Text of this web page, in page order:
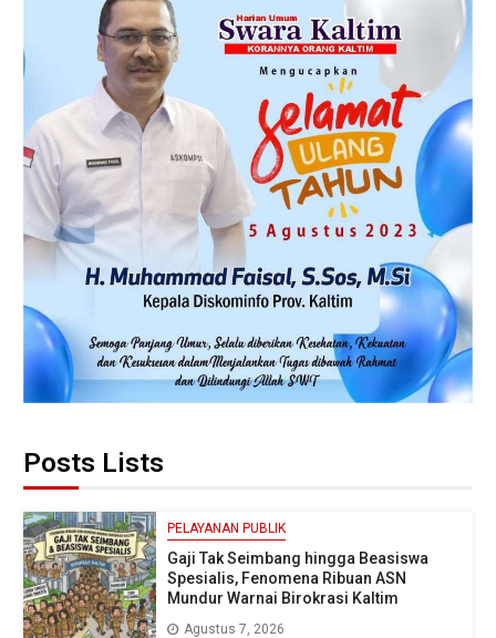
Posts Lists
PELAYANAN PUBLIK
Gaji Tak Seimbang hingga Beasiswa
Spesialis, Fenomena Ribuan ASN
Mundur Warnai Birokrasi Kaltim
Agustus 7, 2026